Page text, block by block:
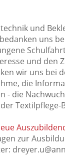
und
uns
und den
wir uns bei
die
- die
Textilpflege-
zur